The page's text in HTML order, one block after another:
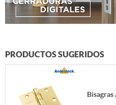
PRODUCTOS SUGERIDOS